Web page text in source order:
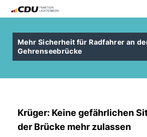
Mehr Sicherheit für Radfahrer an
Gehrenseebrücke
Krüger: Keine gefährlichen
der Brücke mehr zulassen